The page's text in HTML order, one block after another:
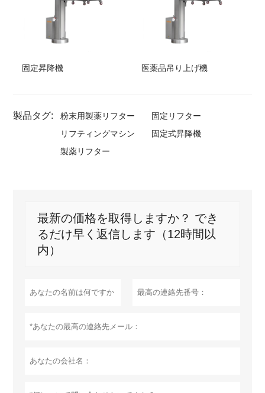
固定昇降機 医薬品吊り上げ機
製品タグ: 粉末用製薬リフター
固定リフター
リフティングマシン
固定式昇降機
製薬リフター
最新の価格を取得しますか？ でき
るだけ早く返信します（12時間以
内）